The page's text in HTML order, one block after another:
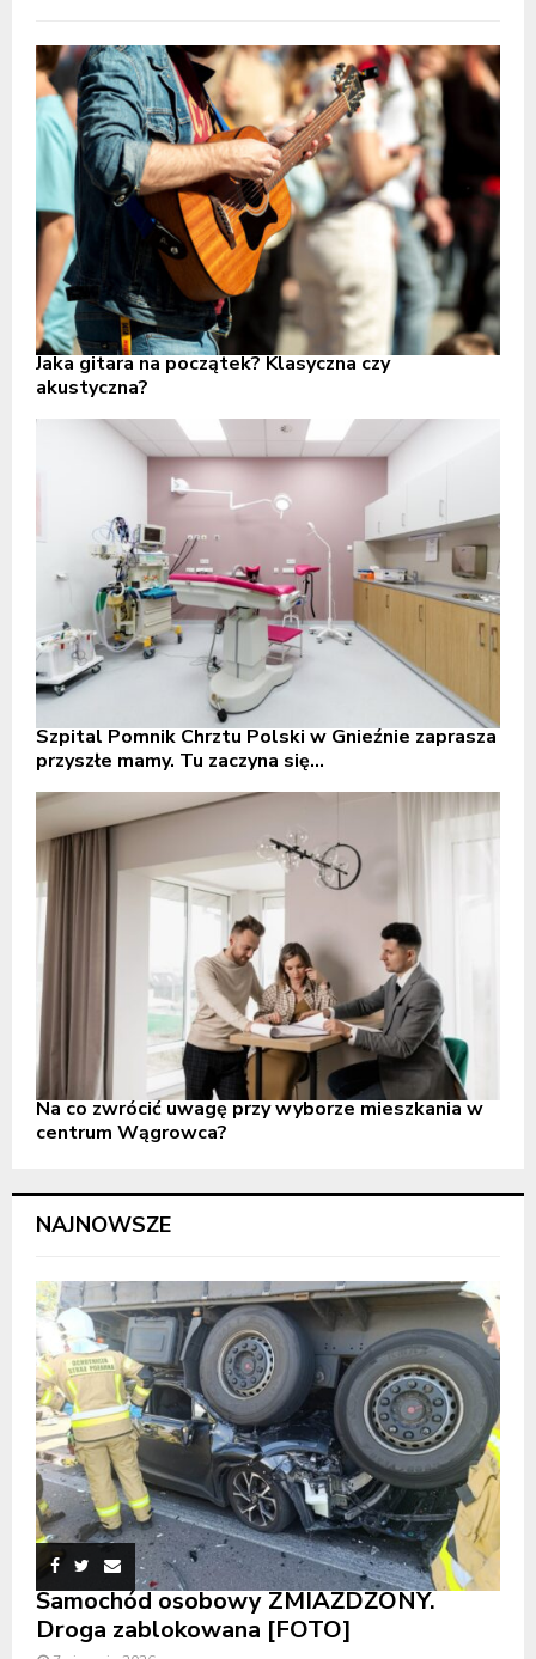
Jaka gitara na początek? Klasyczna czy
akustyczna?
Szpital Pomnik Chrztu Polski w Gnieźnie zaprasza
przyszłe mamy. Tu zaczyna się...
Na co zwrócić uwagę przy wyborze mieszkania w
centrum Wągrowca?
NAJNOWSZE
Samochód osobowy ZMIAŻDŻONY.
Droga zablokowana [FOTO]